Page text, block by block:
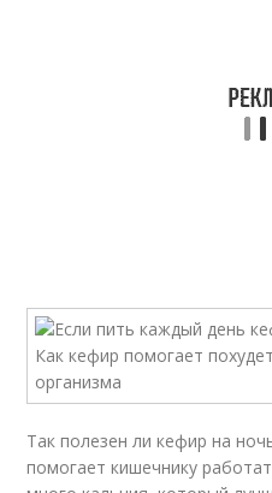
Так полезен ли кефир на
помогает кишечнику